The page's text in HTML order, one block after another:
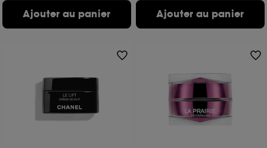
Ajouter au panier Ajouter au panier